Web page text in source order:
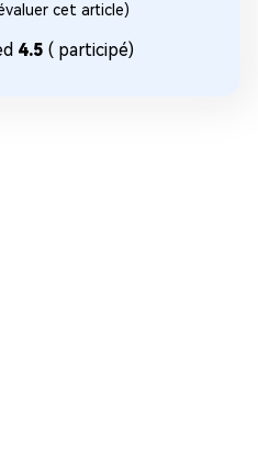
cet article)
4.5 ( participé)